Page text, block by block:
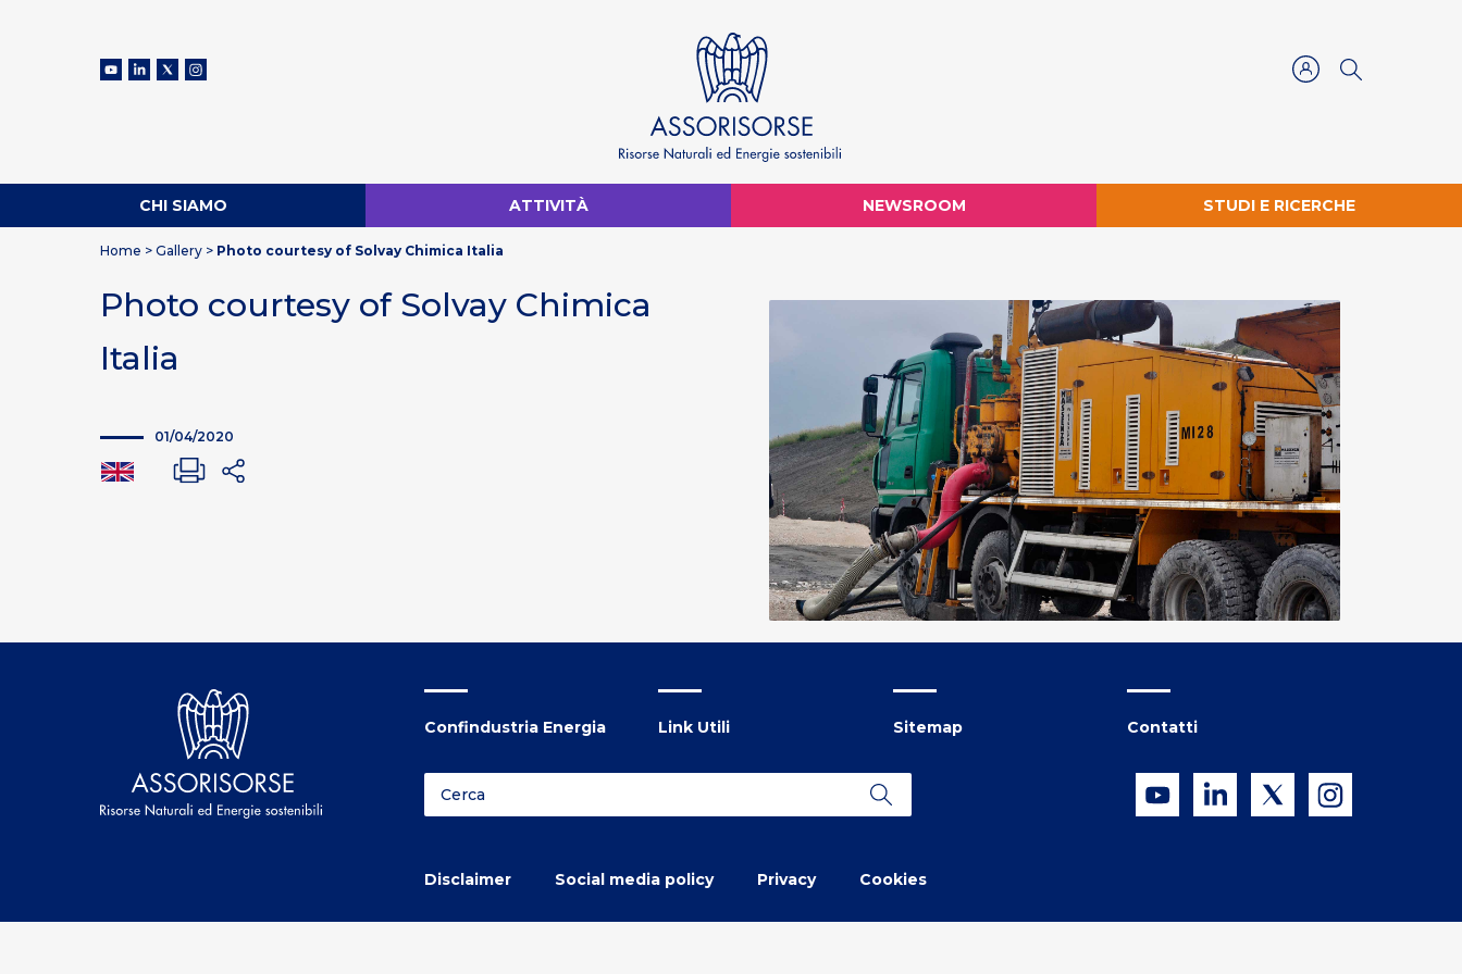
CHI SIAMO ATTIVITÀ NEWSROOM STUDI E RICERCHE
Home > Gallery > Photo courtesy of Solvay Chimica Italia
Photo courtesy of Solvay Chimica
Italia
01/04/2020
Confindustria Energia Link Utili Sitemap Contatti
Disclaimer Social media policy Privacy Cookies